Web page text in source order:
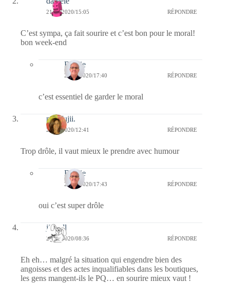
21/03/2020/15:05 RÉPONDRE
C’est sympa, ça fait sourire et c’est bon pour le moral!
bon week-end
Bernie
22/03/2020/17:40 RÉPONDRE
c’est essentiel de garder le moral
missfujii.
21/03/2020/12:41 RÉPONDRE
Trop drôle, il vaut mieux le prendre avec humour
Bernie
22/03/2020/17:43 RÉPONDRE
oui c’est super drôle
jill bill
21/03/2020/08:36 RÉPONDRE
Eh eh… malgré la situation qui engendre bien des
angoisses et des actes inqualifiables dans les boutiques,
les gens mangent-ils le PQ… en sourire mieux vaut !